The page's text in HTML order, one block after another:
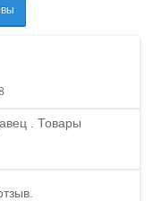
. Товары